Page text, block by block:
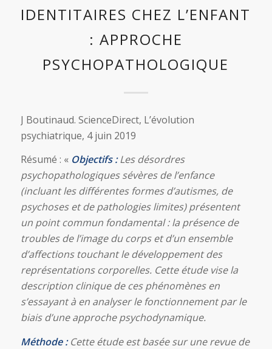
IDENTITAIRES CHEZ L’ENFANT
: APPROCHE
PSYCHOPATHOLOGIQUE
J Boutinaud. ScienceDirect, L’évolution
psychiatrique, 4 juin 2019
Résumé : « Objectifs :Les désordres
psychopathologiques sévères de l’enfance
(incluant les différentes formes d’autismes, de
psychoses et de pathologies limites) présentent
un point commun fondamental : la présence de
troubles de l’image du corps et d’un ensemble
d’affections touchant le développement des
représentations corporelles. Cette étude vise la
description clinique de ces phénomènes en
s’essayant à en analyser le fonctionnement par le
biais d’une approche psychodynamique.
Méthode :Cette étude est basée sur une revue de